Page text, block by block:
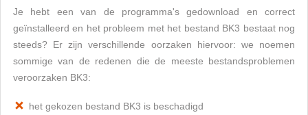
Je hebt een van de programma's gedownload en correct
geïnstalleerd en het probleem met het bestand BK3 bestaat nog
steeds? Er zijn verschillende oorzaken hiervoor: we noemen
sommige van de redenen die de meeste bestandsproblemen
veroorzaken BK3:
het gekozen bestand BK3 is beschadigd